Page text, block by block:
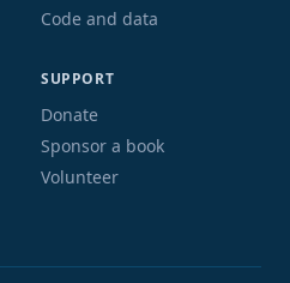
Code and data
SUPPORT
Donate
Sponsor a book
Volunteer